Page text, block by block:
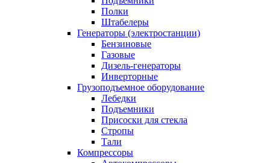
Полки
Штабелеры
Генераторы (электростанции)
Бензиновые
Газовые
Дизель-генераторы
Инверторные
Грузоподъемное оборудование
Лебедки
Подъемники
Присоски для стекла
Стропы
Тали
Компрессоры